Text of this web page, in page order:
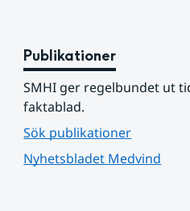
Publikationer
SMHI ger regelbundet ut
faktablad.
Sök publikationer
Nyhetsbladet Medvind